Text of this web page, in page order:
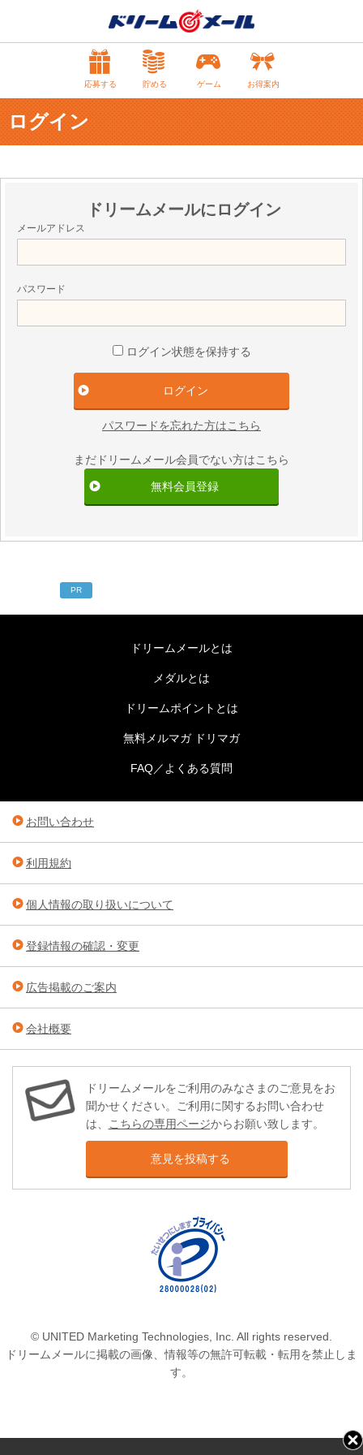
応募する 貯める ゲーム お得案内
ログイン
ドリームメールにログイン
メールアドレス
パスワード
ログイン状態を保持する
パスワードを忘れた方はこちら
まだドリームメール会員でない方はこちら
無料会員登録
PR
ドリームメールとは
メダルとは
ドリームポイントとは
無料メルマガ ドリマガ
FAQ／よくある質問
お問い合わせ
利用規約
個人情報の取り扱いについて
登録情報の確認・変更
広告掲載のご案内
会社概要
ドリームメールをご利用のみなさまのご意見をお
聞かせください。ご利用に関するお問い合わせ
は、 こちらの専用ページからお願い致します。
意見を投稿する
© UNITED Marketing Technologies, Inc. All rights reserved.
ドリームメールに掲載の画像、情報等の無許可転載・転用を禁止しま
す。